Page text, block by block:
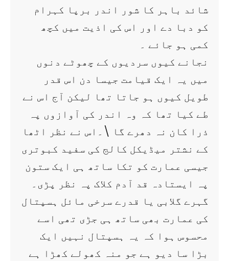
شائد باہر کا شور اندر برپا کہرام
کو دبا دے اور اس کی اذیت میں کچھ
کمی ہو جائے ۔
نجانے کیوں سردیوں کے چھوٹے دنوں
میں یہ ایک قیامت جیسا دن اس قدر
طویل کیوں ہو جاتا تھا لیکن آج اس نے
طے کیا تھا کہ وہ اندر کی آوازوں پہ
ذرا کان نہ دھرے گا \۔اس نے نظر اٹھا
کے نشتر میڈیکل کالج کی سفید کبوتری
جیسی عمارت کو تکا ساتھ ہی ایک ستون
پہ ایستادہ قد آدم کلاک پہ نظر پڑی۔
گہرے گلابی یا قدرے سرخی مائل ہسپتال
کی عمارت بھی ساتھ ہی جڑی تھی اسے
محسوس ہوا کہ یہ ہسپتال نہیں ایک
بڑا سا دیو ہے جو منہ کھولے کھڑا ہے